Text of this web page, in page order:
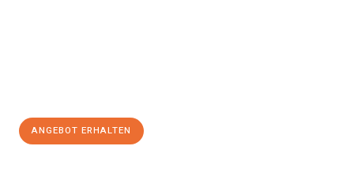
ANGEBOT ERHALTEN